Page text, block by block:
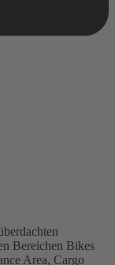
Bereichen Bikes
Area, Cargo